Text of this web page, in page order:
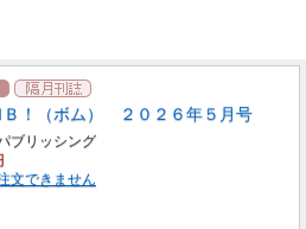
Ｂ！（ボム） ２０２６年５月号
ブリッシング
文できません